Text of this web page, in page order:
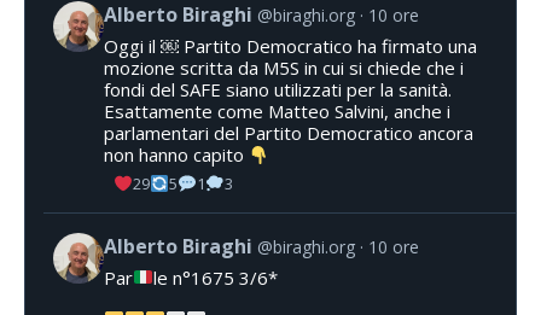
Alberto Biraghi @biraghi.org 10 ore
Oggi il ￼ Partito Democratico ha firmato una
mozione scritta da M5S in cui si chiede che i
fondi del SAFE siano utilizzati per la sanità.
Esattamente come Matteo Salvini, anche i
parlamentari del Partito Democratico ancora
non hanno capito
29 5 1 3
Alberto Biraghi @biraghi.org 10 ore
Par le n°1675 3/6*